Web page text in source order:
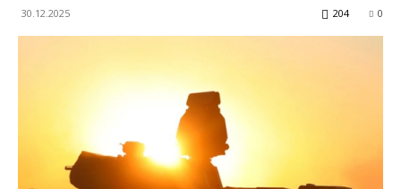
30.12.2025 0
204